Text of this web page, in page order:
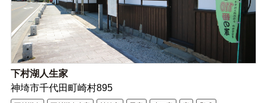
下村湖人生家
神埼市千代田町崎村895